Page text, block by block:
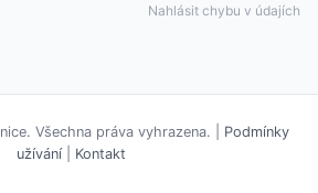
Nahlásit chybu v údajích
Všechna práva vyhrazena. | Podmínky
užívání| Kontakt